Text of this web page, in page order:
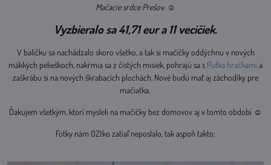
Mačacie srdce Prešov. ☺
Vyzbieralo sa 41,71 eur a 11 vecičiek.
V balíčku sa nachádzalo skoro všetko, a tak si mačičky oddýchnu v nových
mäkkých pelieškoch, nakŕmia sa z čistých misiek, pohrajú sa s Pufka hračkami a
zaškrábu si na nových škrabacích plochách. Nové budú mať aj záchodíky pre
mačiatka.
Ďakujem všetkým, ktorí mysleli na mačičky bez domovov aj v tomto období ☺
Fotky nám OZtko zatiaľ neposlalo, tak aspoň takto: